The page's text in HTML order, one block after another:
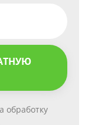
обработку